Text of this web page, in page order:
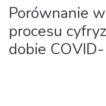
Porównanie
procesu
dobie